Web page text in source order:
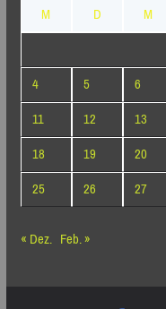
M
D M
4
5 6
11
12 13
18
19 20
25
26 27
« Dez. Feb. »